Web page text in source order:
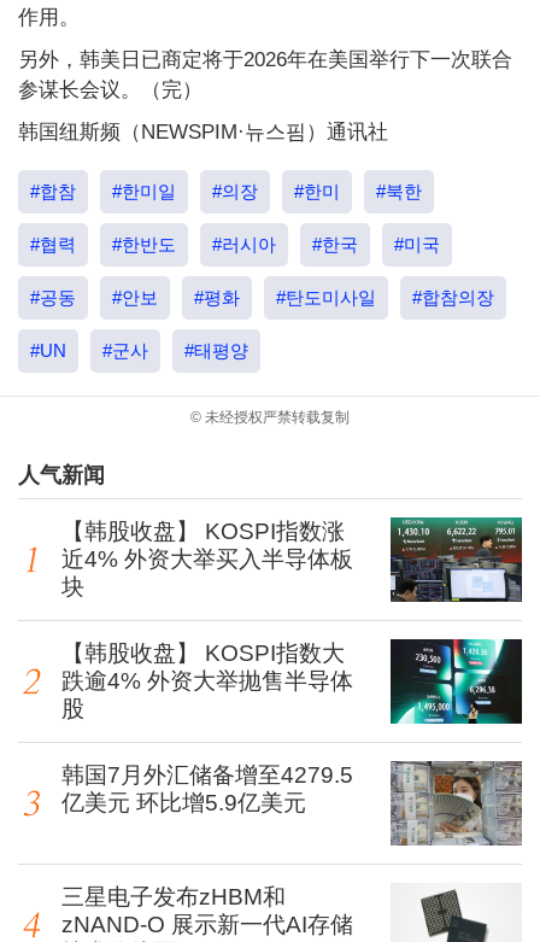
作用。
另外，韩美日已商定将于2026年在美国举行下一次联合
参谋长会议。（完）
韩国纽斯频（NEWSPIM·뉴스핌）通讯社
#합참 #한미일 #의장 #한미 #북한
#협력 #한반도 #러시아 #한국 #미국
#공동 #안보 #평화 #탄도미사일 #합참의장
#UN #군사 #태평양
© 未经授权严禁转载复制
人气新闻
【韩股收盘】 KOSPI指数涨
近4% 外资大举买入半导体板
块
【韩股收盘】 KOSPI指数大
跌逾4% 外资大举抛售半导体
股
韩国7月外汇储备增至4279.5
亿美元 环比增5.9亿美元
三星电子发布zHBM和
zNAND-O 展示新一代AI存储